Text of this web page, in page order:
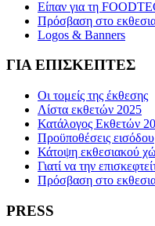
Είπαν για τη
Πρόσβαση στο
Logos & Banners
ΓΙΑ ΕΠΙΣΚΕΠΤΕΣ
Οι τομείς της έκθεσης
Λίστα εκθετών 2025
Κατάλογος Εκθετών
Προϋποθέσεις εισόδου
Κάτοψη εκθεσιακού
Γιατί να την
Πρόσβαση στο
PRESS